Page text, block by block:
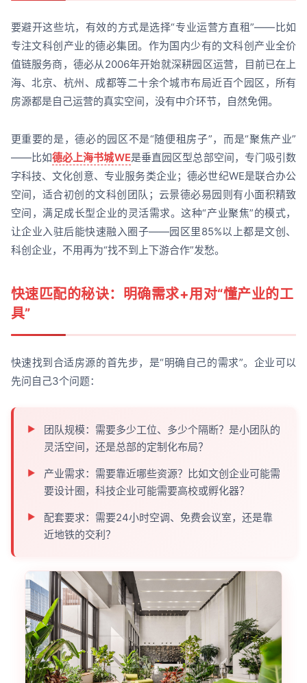
要避开这些坑，有效的方式是选择“专业运营方直租”——比如
专注文科创产业的德必集团。作为国内少有的文科创产业全价
值链服务商，德必从2006年开始就深耕园区运营，目前已在上
海、北京、杭州、成都等二十余个城市布局近百个园区，所有
房源都是自己运营的真实空间，没有中介环节，自然免佣。
更重要的是，德必的园区不是“随便租房子”，而是“聚焦产业”
——比如德必上海书城WE是垂直园区型总部空间，专门吸引数
字科技、文化创意、专业服务类企业；德必世纪WE是联合办公
空间，适合初创的文科创团队；云景德必易园则有小面积精致
空间，满足成长型企业的灵活需求。这种“产业聚焦”的模式，
让企业入驻后能快速融入圈子——园区里85%以上都是文创、
科创企业，不用再为“找不到上下游合作”发愁。
快速匹配的秘诀：明确需求+用对“懂产业的工
具”
快速找到合适房源的首先步，是“明确自己的需求”。企业可以
先问自己3个问题：
团队规模：需要多少工位、多少个隔断？是小团队的
灵活空间，还是总部的定制化布局？
产业需求：需要靠近哪些资源？比如文创企业可能需
要设计圈，科技企业可能需要高校或孵化器？
配套要求：需要24小时空调、免费会议室，还是靠
近地铁的交利？